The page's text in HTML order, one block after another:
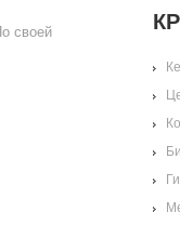
своей